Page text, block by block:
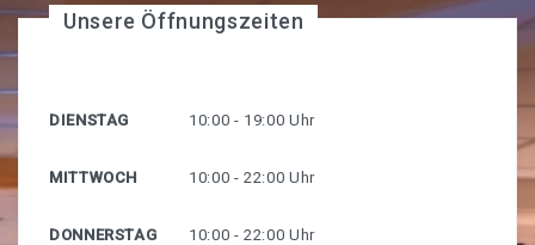
Unsere Öffnungszeiten
DIENSTAG 10:00 - 19:00 Uhr
MITTWOCH 10:00 - 22:00 Uhr
DONNERSTAG 10:00 - 22:00 Uhr